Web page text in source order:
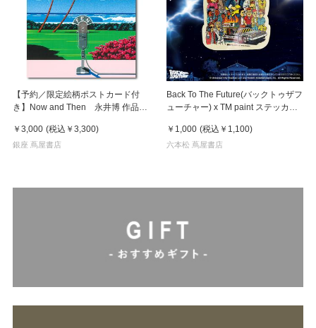
【予約／限定絵柄ポストカード付
き】Now and Then 永井博 作品
￥3,000 (税込 ￥3,300)
銀座 蔦屋書店
Back To The Future(バックトゥザフ
ューチャー) x TM paint ステッカー
￥1,000 (税込 ￥1,100)
六本松 蔦屋書店